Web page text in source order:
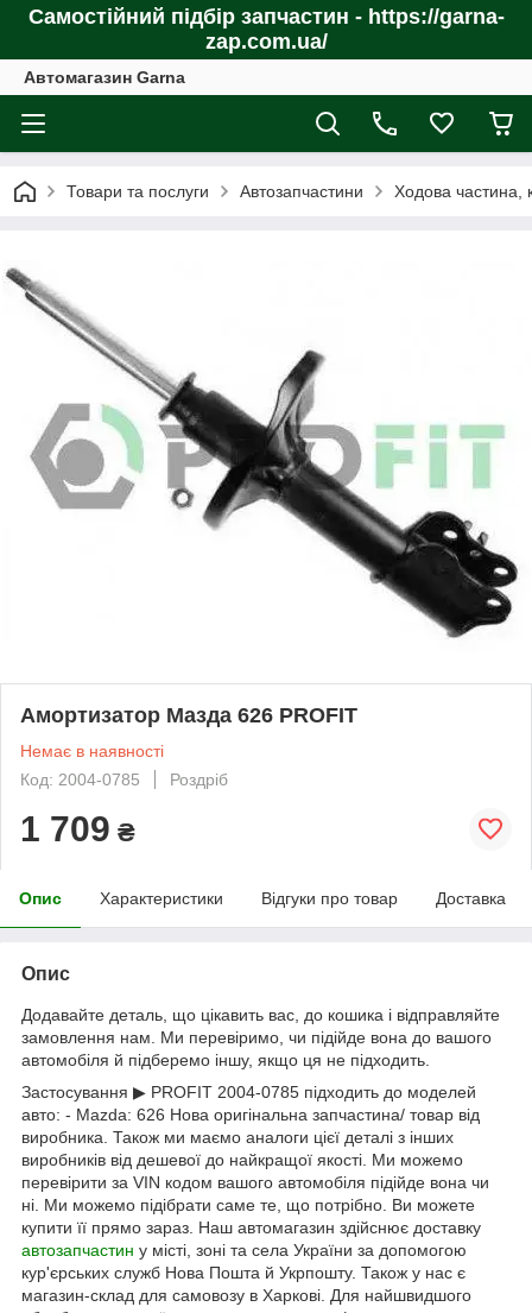
Самостійний підбір запчастин - https://garna-
zap.com.ua/
Автомагазин Garna
Товари та послуги Автозапчастини Ходова частина,
Амортизатор Мазда 626 PROFIT
Немає в наявності
Код: 2004-0785
Роздріб
1 709 ₴
Опис Характеристики Відгуки про товар Доставка
Опис
Додавайте деталь, що цікавить вас, до кошика і відправляйте
замовлення нам. Ми перевіримо, чи підійде вона до вашого
автомобіля й підберемо іншу, якщо ця не підходить.
Застосування ▶ PROFIT 2004-0785 підходить до моделей
авто: - Mazda: 626 Нова оригінальна запчастина/ товар від
виробника. Також ми маємо аналоги цієї деталі з інших
виробників від дешевої до найкращої якості. Ми можемо
перевірити за VIN кодом вашого автомобіля підійде вона чи
ні. Ми можемо підібрати саме те, що потрібно. Ви можете
купити її прямо зараз. Наш автомагазин здійснює доставку
автозапчастин у місті, зоні та села України за допомогою
кур'єрських служб Нова Пошта й Укрпошту. Також у нас є
магазин-склад для самовозу в Харкові. Для найшвидшого